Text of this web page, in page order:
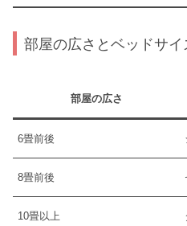
部屋の広さとベッドサイ
部屋の広さ
6畳前後
8畳前後
10畳以上